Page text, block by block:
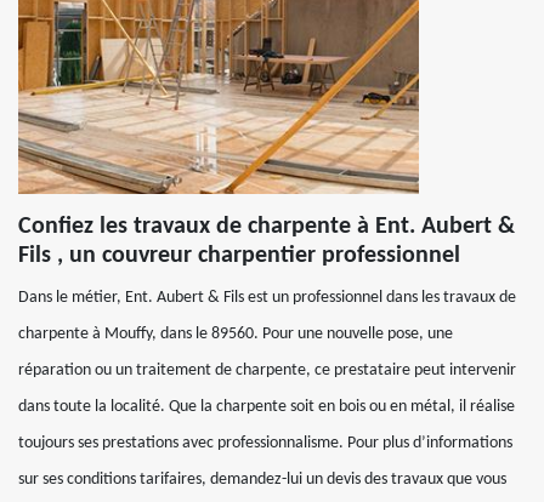
Confiez les travaux de charpente à Ent. Aubert &
Fils , un couvreur charpentier professionnel
Dans le métier, Ent. Aubert & Fils est un professionnel dans les travaux de
charpente à Mouffy, dans le 89560. Pour une nouvelle pose, une
réparation ou un traitement de charpente, ce prestataire peut intervenir
dans toute la localité. Que la charpente soit en bois ou en métal, il réalise
toujours ses prestations avec professionnalisme. Pour plus d’informations
sur ses conditions tarifaires, demandez-lui un devis des travaux que vous